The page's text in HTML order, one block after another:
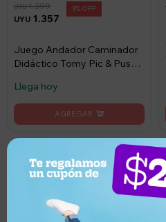
UYU 1.357
UYU1.399 3
Juego Andador Caminador
Didáctico Tomy Pic & Push
Llega hoy